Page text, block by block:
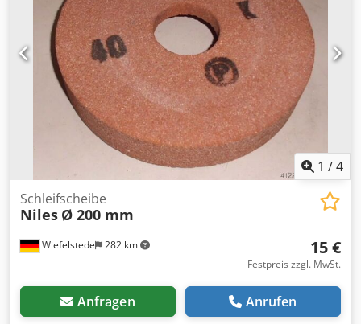
1 /4
Wiefelstede 282 km
Schleifscheibe
Niles Ø 200 mm
15 €
Festpreis zzgl. MwSt.
Anfragen Anrufen